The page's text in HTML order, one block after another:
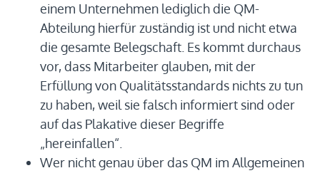
einem Unternehmen lediglich die QM-
Abteilung hierfür zuständig ist und nicht etwa
die gesamte Belegschaft. Es kommt durchaus
vor, dass Mitarbeiter glauben, mit der
Erfüllung von Qualitätsstandards nichts zu tun
zu haben, weil sie falsch informiert sind oder
auf das Plakative dieser Begriffe
„hereinfallen“.
Wer nicht genau über das QM im Allgemeinen